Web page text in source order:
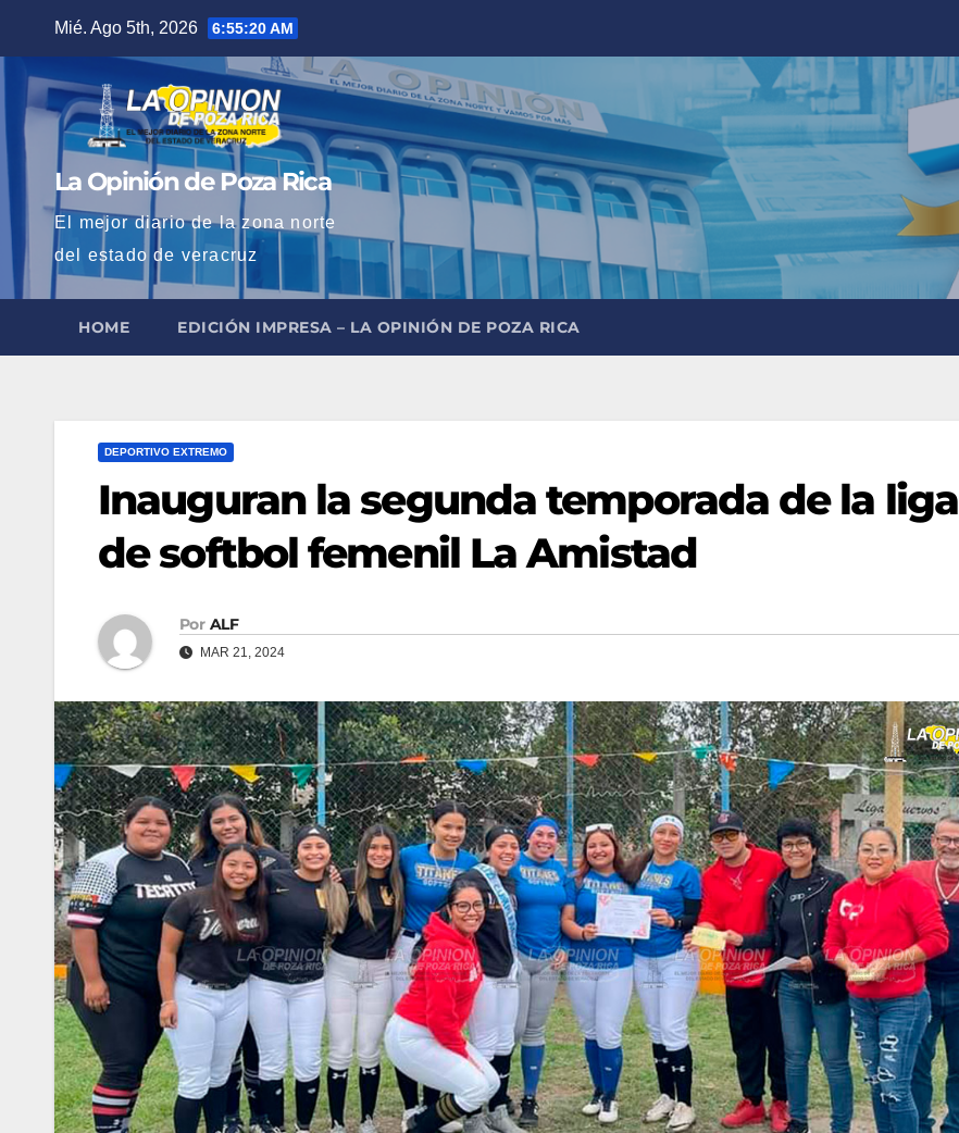
contenido
Mié. Ago 5th, 2026 6:55:21 AM
La Opinión de Poza Rica
El mejor diario de la zona norte
del estado de veracruz
HOME EDICIÓN IMPRESA – LA OPINIÓN DE POZA RICA
DEPORTIVO EXTREMO
Inauguran la segunda temporada de la liga
de softbol femenil La Amistad
Por ALF
MAR 21, 2024